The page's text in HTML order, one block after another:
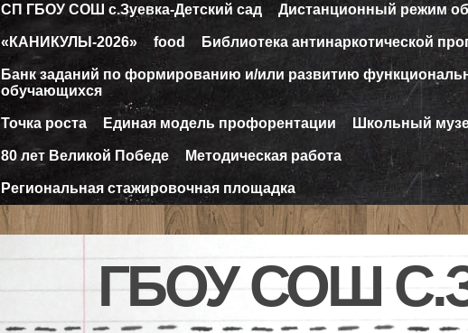
СП ГБОУ СОШ с.Зуевка-Детский сад Дистанционный режим
«КАНИКУЛЫ-2026» food Библиотека антинаркотической
Банк заданий по формированию и/или развитию
обучающихся
Точка роста Единая модель профорентации Школьный
80 лет Великой Победе Методическая работа
Региональная стажировочная площадка
ГБОУ СОШ